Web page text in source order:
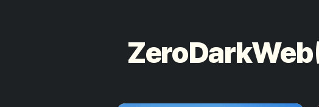
ZeroDarkWeb